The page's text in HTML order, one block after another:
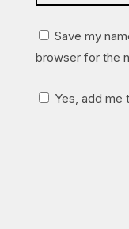
Save my
browser for the
Yes, add me